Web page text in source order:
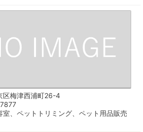
区梅津西浦町26-4
室、ペットトリミング、ペット用品販売